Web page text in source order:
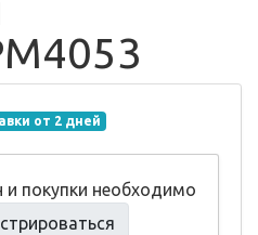
от 2 дней
покупки необходимо